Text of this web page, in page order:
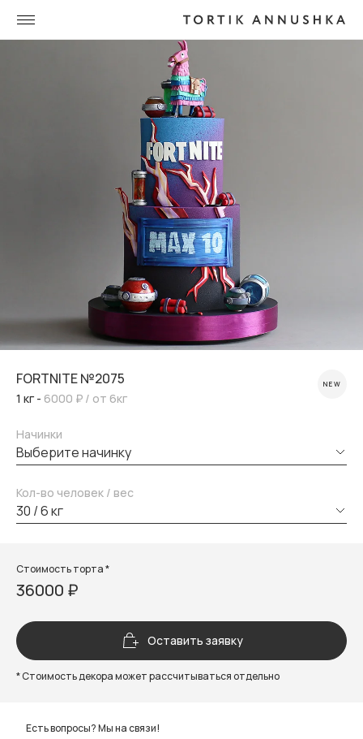
FORTNITE №2075
1 кг - 6000 ₽ / от 6кг
NEW
Начинки
выберите начинку
Кол-во человек / вес
30 / 6 кг
Стоимость торта *
36000 ₽
Оставить заявку
* Стоимость декора может рассчитываться отдельно
Есть вопросы? Мы на связи!